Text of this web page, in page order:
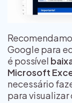
Google para
é possível
Microsoft
necessário
para visualizar